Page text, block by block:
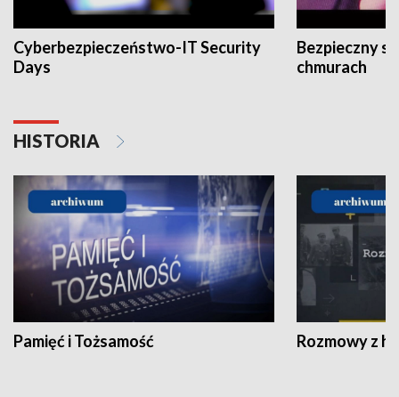
Cyberbezpieczeństwo-IT Security
Days
Bezpieczny
chmurach
HISTORIA
Pamięć i Tożsamość Rozmowy z